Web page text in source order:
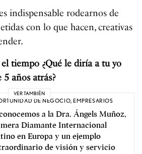
indispensable rodearnos de
con lo que hacen, creativas
el tiempo ¿Qué le diría a tu yo
años atrás?
VER TAMBIÉN
DE NEGOCIO,EMPRESARIOS
a la Dra. Ángels Muñoz,
Diamante Internacional
en Europa y un ejemplo
de visión y servicio